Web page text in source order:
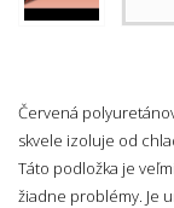
Červená
skvele izoluje od
Táto podložka je
žiadne problémy. Je